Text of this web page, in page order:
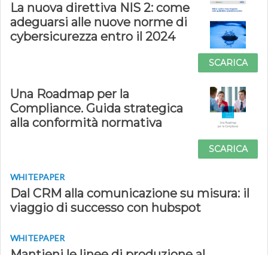
La nuova direttiva NIS 2: come
adeguarsi alle nuove norme di
cybersicurezza entro il 2024
SCARICA
Una Roadmap per la
Compliance. Guida strategica
alla conformità normativa
SCARICA
WHITEPAPER
Dal CRM alla comunicazione su misura: il
viaggio di successo con hubspot
WHITEPAPER